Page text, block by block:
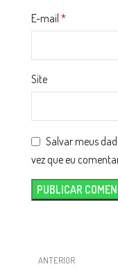
E-mail *
Site
Salvar meus
vez que eu
ANTERIOR